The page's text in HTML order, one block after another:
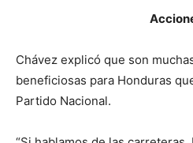
Chávez explicó que son
beneficiosas para Honduras
Partido Nacional.